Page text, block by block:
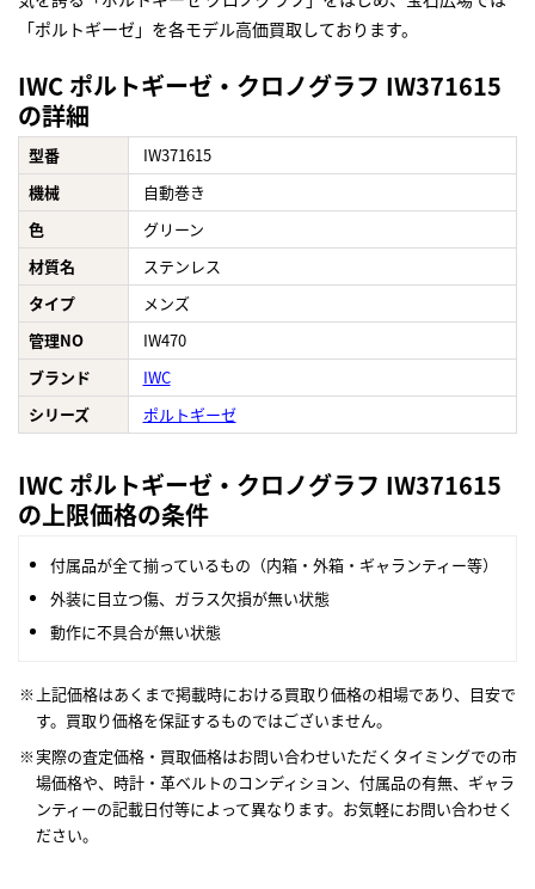
「ポルトギーゼ」を各モデル高価買取しております。
IWC ポルトギーゼ・クロノグラフ IW371615
の詳細
型番
IW371615
機械
自動巻き
色
グリーン
材質名
ステンレス
タイプ
メンズ
管理NO
IW470
ブランド
IWC
シリーズ
ポルトギーゼ
IWC ポルトギーゼ・クロノグラフ IW371615
の上限価格の条件
付属品が全て揃っているもの（内箱・外箱・ギャランティー等）
外装に目立つ傷、ガラス欠損が無い状態
動作に不具合が無い状態
上記価格はあくまで掲載時における買取り価格の相場であり、目安で
す。買取り価格を保証するものではございません。
実際の査定価格・買取価格はお問い合わせいただくタイミングでの市
場価格や、時計・革ベルトのコンディション、付属品の有無、ギャラ
ンティーの記載日付等によって異なります。お気軽にお問い合わせく
ださい。